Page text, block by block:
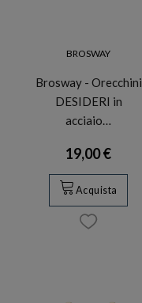
BROSWAY
Brosway - Orecchini
DESIDERI in
acciaio…
19,00 €
Acquista